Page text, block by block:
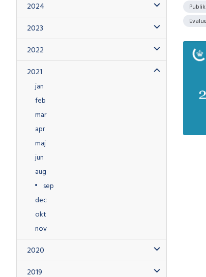
2024
2023
2022
2021
jan
feb
mar
apr
maj
jun
aug
sep
dec
okt
nov
2020
2019